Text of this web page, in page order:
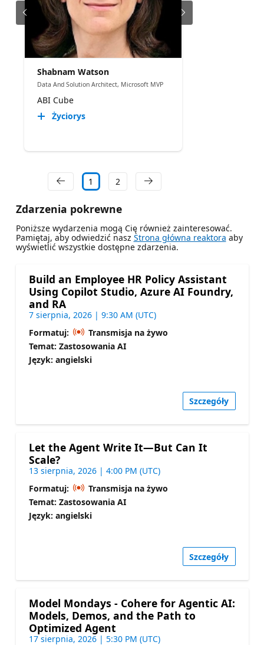
Shabnam Watson
Data And Solution Architect, Microsoft MVP
ABI Cube
Życiorys
1 2
Zdarzenia pokrewne
Poniższe wydarzenia mogą Cię również zainteresować.
Pamiętaj, aby odwiedzić nasz Strona główna reaktora aby
wyświetlić wszystkie dostępne zdarzenia.
Build an Employee HR Policy Assistant
Using Copilot Studio, Azure AI Foundry,
and RA
7 sierpnia, 2026 | 9:30 AM (UTC)
Formatuj:
Transmisja na żywo
Temat: Zastosowania AI
Język: angielski
Szczegóły
Let the Agent Write It—But Can It
Scale?
13 sierpnia, 2026 | 4:00 PM (UTC)
Formatuj:
Transmisja na żywo
Temat: Zastosowania AI
Język: angielski
Szczegóły
Model Mondays - Cohere for Agentic AI:
Models, Demos, and the Path to
Optimized Agent
17 sierpnia, 2026 | 5:30 PM (UTC)